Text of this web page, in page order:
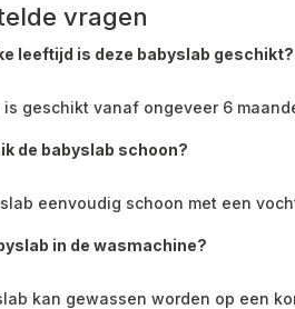
vragen
leeftijd is deze babyslab geschikt?
is geschikt vanaf ongeveer 6
de babyslab schoon?
eenvoudig schoon met een
in de wasmachine?
kan gewassen worden op een